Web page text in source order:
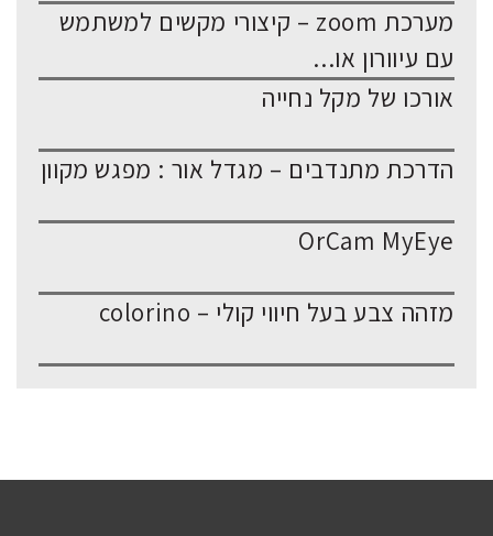
מערכת zoom – קיצורי מקשים למשתמש
עם עיוורון או...
אורכו של מקל נחייה
הדרכת מתנדבים – מגדל אור : מפגש מקוון
OrCam MyEye
מזהה צבע בעל חיווי קולי – colorino